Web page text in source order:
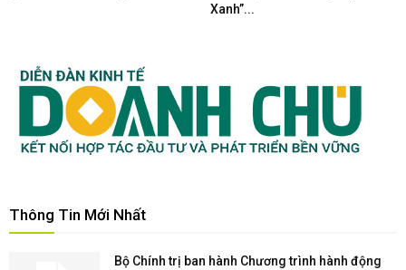
Xanh”...
Thông Tin Mới Nhất
Bộ Chính trị ban hành Chương trình hành động